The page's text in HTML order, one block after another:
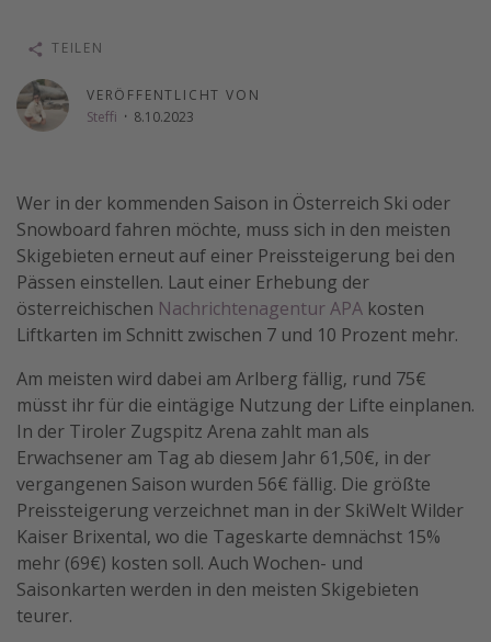
Disneyland Paris
Roadtrips
Wochenendtrip
Strandurlaub
Gruppenreisen
Hotels in Hamburg
Hotels in Amsterdam
Hotels am Achensee
Weitere Themen
Reise Journal
Familienurlaub in der Türkei
Rundreisen in Thailand
Bahnreisen in der Schweiz
Reisepassfreie Reiseziele
Travel Know How
VERÖFFENTLICHT VON
Steffi · 8.10.2023
TEILEN
Wer in der kommenden Saison in Österreich Ski oder
Snowboard fahren möchte, muss sich in den meisten
Skigebieten erneut auf einer Preissteigerung bei den
Pässen einstellen. Laut einer Erhebung der
österreichischen Nachrichtenagentur APA kosten
Liftkarten im Schnitt zwischen 7 und 10 Prozent mehr.
Am meisten wird dabei am Arlberg fällig, rund 75€
müsst ihr für die eintägige Nutzung der Lifte einplanen.
In der Tiroler Zugspitz Arena zahlt man als
Erwachsener am Tag ab diesem Jahr 61,50€, in der
vergangenen Saison wurden 56€ fällig. Die größte
Preissteigerung verzeichnet man in der SkiWelt Wilder
Kaiser Brixental, wo die Tageskarte demnächst 15%
mehr (69€) kosten soll. Auch Wochen- und
Saisonkarten werden in den meisten Skigebieten
teurer.